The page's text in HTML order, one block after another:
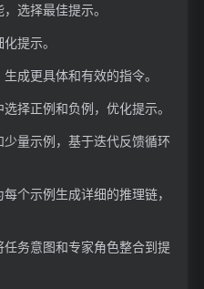
选择最佳提示。
提示。
成更具体和有效的指令。
择正例和负例，优化提示。
量示例，基于迭代反馈循环
个示例生成详细的推理链，
务意图和专家角色整合到提